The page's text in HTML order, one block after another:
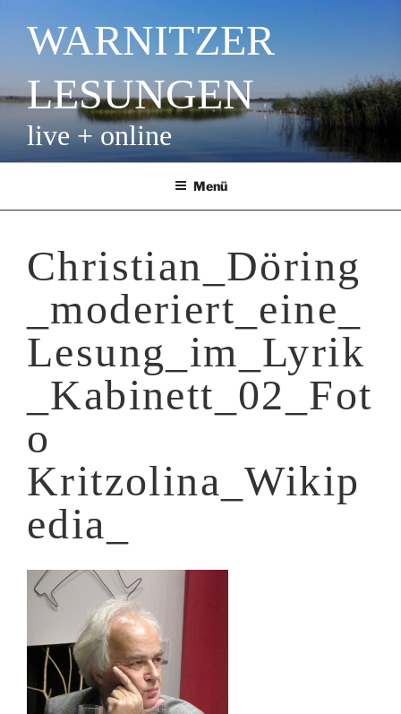
Inhalt
springenWARNITZER
LESUNGEN
live + online
Menü
Christian_Döring
_moderiert_eine_
Lesung_im_Lyrik
_Kabinett_02_Fot
o
Kritzolina_Wikip
edia_